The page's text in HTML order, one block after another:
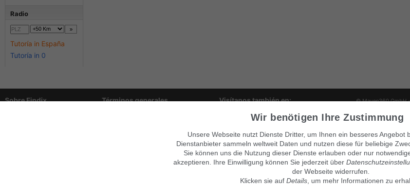
Radio
Tutoría in España
Tutoría in 0
Sobre Findix
Términos generales
Visítanos también en:
findix.es
findix.ch
© Maven360 GmbH
Wir benötigen Ihre Zustimmung
Unsere Webseite nutzt Dienste Dritter, um Ihnen ein besseres Angebot
Dienstanbieter sammeln weltweit Daten und nutzen diese für beliebige
Sie können uns die Nutzung dieser Dienste erlauben oder nur
akzeptieren. Ihre Einwilligung können Sie jederzeit über
der Webseite widerrufen.
Klicken sie auf Details, um mehr Informationen zu